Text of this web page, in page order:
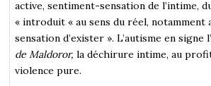
active, sentiment-sensation de l’intime,
« introduit « au sens du réel, notamment
sensation d’exister ». L’autisme en signe
de Maldoror, la déchirure intime, au
violence pure.